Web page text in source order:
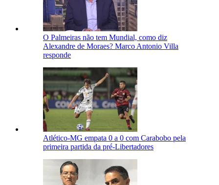
O Palmeiras não tem Mundial, como diz
Alexandre de Moraes? Marco Antonio Villa
responde
Atlético-MG empata 0 a 0 com Carabobo pela
primeira partida da pré-Libertadores